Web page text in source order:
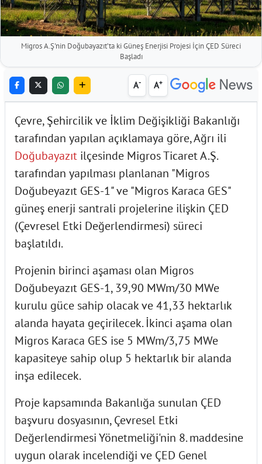
Migros A.Ş'nin Doğubayazıt’ta ki Güneş Enerjisi Projesi İçin ÇED Süreci
Başladı
A- A+
Çevre, Şehircilik ve İklim Değişikliği Bakanlığı
tarafından yapılan açıklamaya göre, Ağrı ili
Doğubayazıt ilçesinde Migros Ticaret A.Ş.
tarafından yapılması planlanan "Migros
Doğubeyazıt GES-1" ve "Migros Karaca GES"
güneş enerji santrali projelerine ilişkin ÇED
(Çevresel Etki Değerlendirmesi) süreci
başlatıldı.
Projenin birinci aşaması olan Migros
Doğubeyazıt GES-1, 39,90 MWm/30 MWe
kurulu güce sahip olacak ve 41,33 hektarlık
alanda hayata geçirilecek. İkinci aşama olan
Migros Karaca GES ise 5 MWm/3,75 MWe
kapasiteye sahip olup 5 hektarlık bir alanda
inşa edilecek.
Proje kapsamında Bakanlığa sunulan ÇED
başvuru dosyasının, Çevresel Etki
Değerlendirmesi Yönetmeliği'nin 8. maddesine
uygun olarak incelendiği ve ÇED Genel